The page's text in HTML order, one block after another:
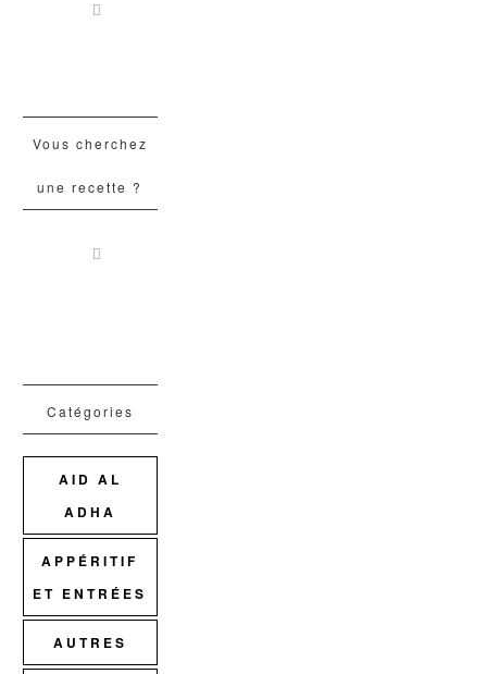
Vous cherchez
une recette ?
Catégories
AID AL
ADHA
APPÉRITIF
ET ENTRÉES
AUTRES